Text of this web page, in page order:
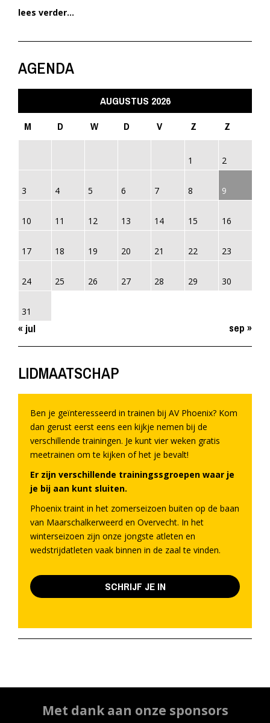
lees verder...
AGENDA
AUGUSTUS 2026
M
D W D V Z Z
1 2
3 4 5 6 7 8 9
10 11 12 13 14 15 16
17 18 19 20 21 22 23
24 25 26 27 28 29 30
31
« jul sep »
LIDMAATSCHAP
Ben je geïnteresseerd in trainen bij AV Phoenix? Kom
dan gerust eerst eens een kijkje nemen bij de
verschillende trainingen. Je kunt vier weken gratis
meetrainen om te kijken of het je bevalt!
Er zijn verschillende trainingssgroepen waar je
je bij aan kunt sluiten.
Phoenix traint in het zomerseizoen buiten op de baan
van Maarschalkerweerd en Overvecht. In het
winterseizoen zijn onze jongste atleten en
wedstrijdatleten vaak binnen in de zaal te vinden.
SCHRIJF JE IN
Met dank aan onze sponsors